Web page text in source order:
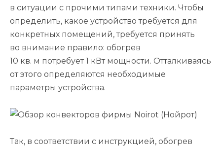
в ситуации с прочими типами техники. Чтобы
определить, какое устройство требуется для
конкретных помещений, требуется принять
во внимание правило: обогрев
10 кв. м потребует 1 кВт мощности. Отталкиваясь
от этого определяются необходимые
параметры устройства.
Так, в соответствии с инструкцией, обогрев